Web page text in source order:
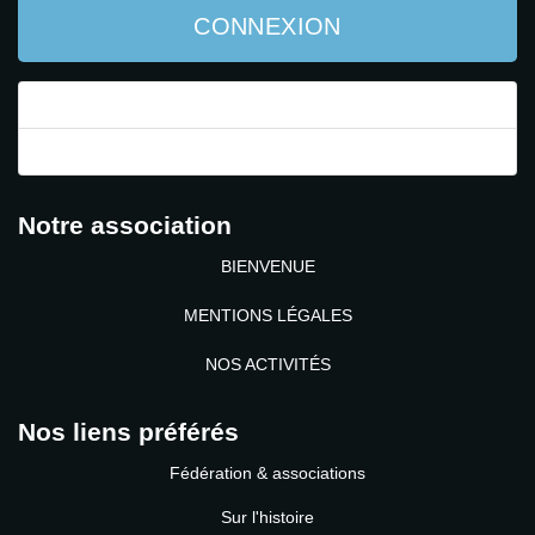
CONNEXION
Notre association
BIENVENUE
MENTIONS LÉGALES
NOS ACTIVITÉS
Nos liens préférés
Fédération & associations
Sur l'histoire